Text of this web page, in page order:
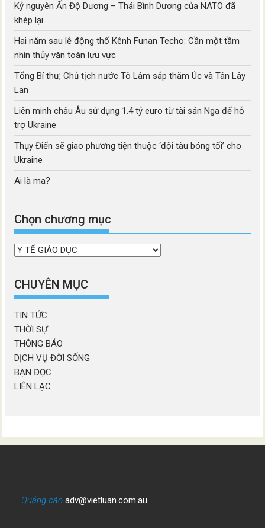
Kỷ nguyên Ấn Độ Dương – Thái Bình Dương của NATO đã
khép lại
Hai năm sau lễ động thổ Kênh Funan Techo: Cần một tầm
nhìn thủy văn toàn lưu vực
Tổng Bí thư, Chủ tịch nước Tô Lâm sắp thăm Úc và Tân Lây
Lan
Liên minh châu Âu sử dụng 1.4 tỷ euro từ tài sản Nga để hỗ
trợ Ukraine
Thụy Điển sẽ giao phương tiện thuộc ‘đội tàu bóng tối’ cho
Ukraine
Ai là ma?
Chọn chương mục
Chọn
mục
CHUYÊN MỤC
TIN TỨC
THỜI SỰ
THÔNG BÁO
DỊCH VỤ ĐỜI SỐNG
BẠN ĐỌC
LIÊN LẠC
Quảng cáo adv@vietluan.com.au